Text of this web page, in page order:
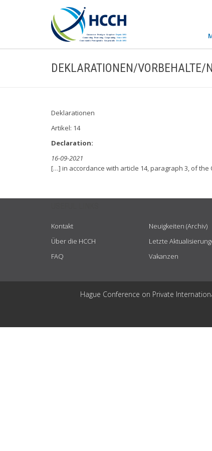
DEKLARATIONEN/VORBEHALTE/
Deklarationen
Artikel: 14
Declaration:
16-09-2021
[…] in accordance with article 14, paragraph 3, of
Kontakt
Über die HCCH
FAQ
Neuigkeiten (Archiv)
Letzte
Vakanzen
Hague Conference on Private